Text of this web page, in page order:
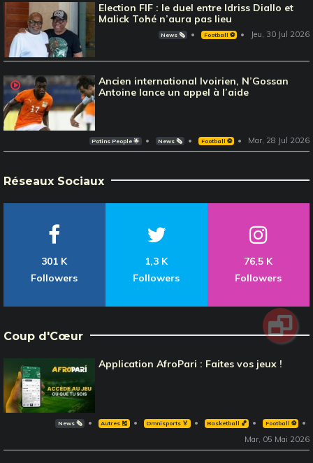
Election FIF : le duel entre Idriss Diallo et
Malick Tohé n’aura pas lieu
News 🗞️ Football ⚽️ Jeu, 30 Jul 2026
Ancien international Ivoirien, N’Gossan
Antoine lance un appel à l’aide
Potins People 🌟 News 🗞️ Football ⚽️ Mar, 28 Jul 2026
Réseaux Sociaux
301 K
Followers
1,3 K
Followers
76,5 K
Followers
Coup d'Cœur
Application AfroPari : Faites vos jeux !
News 🗞️ Autres 🎽 Omnisports 🏅 Basketball 🏀 Football ⚽️
Mar, 05 Mai 2026